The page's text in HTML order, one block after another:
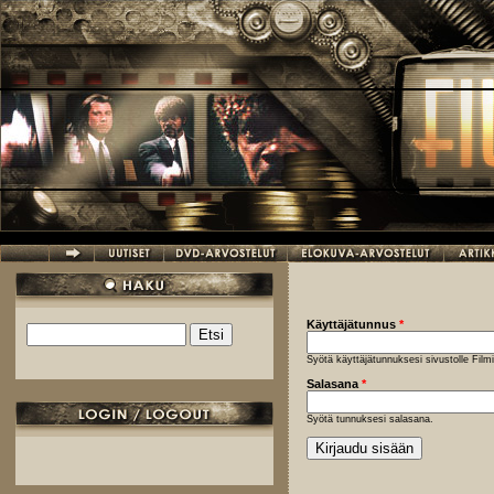
Hyppää pääsisältöön
Hakulomake
Käyttäjätunnus *
Syötä käyttäjätunnuksesi sivustolle
Salasana *
Syötä tunnuksesi salasana.